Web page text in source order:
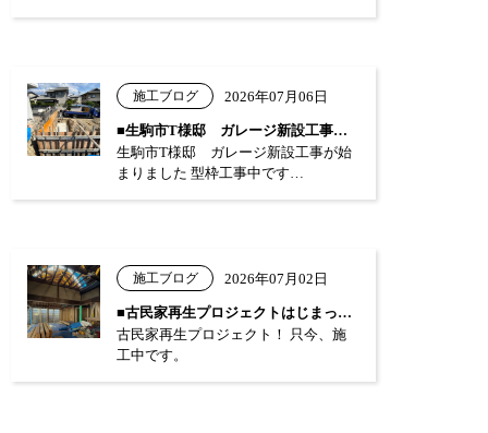
施工ブログ 2026年07月06日
■生駒市T様邸 ガレージ新設工事が始まり…
生駒市T様邸 ガレージ新設工事が始
まりました 型枠工事中です…
施工ブログ 2026年07月02日
■古民家再生プロジェクトはじまっています…
古民家再生プロジェクト！ 只今、施
工中です。